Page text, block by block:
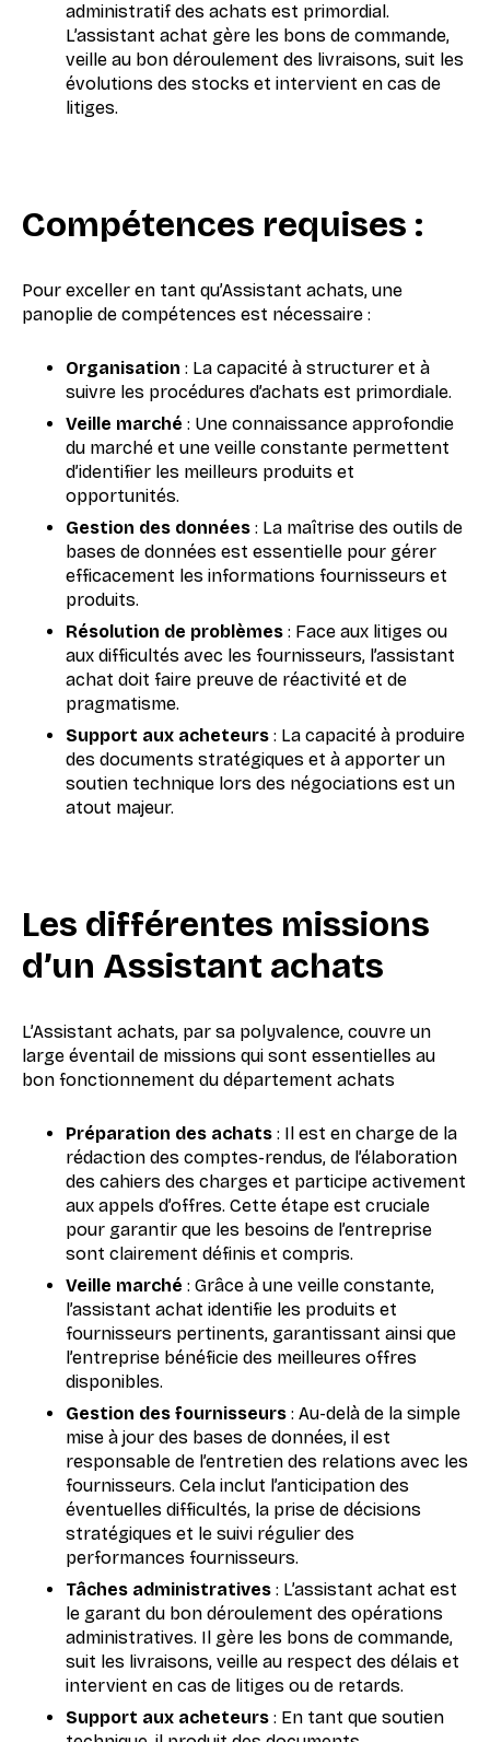
administratif des achats est primordial.
L’assistant achat gère les bons de commande,
veille au bon déroulement des livraisons, suit les
évolutions des stocks et intervient en cas de
litiges.
Compétences requises :
Pour exceller en tant qu’Assistant achats, une
panoplie de compétences est nécessaire :
Organisation : La capacité à structurer et à
suivre les procédures d’achats est primordiale.
Veille marché : Une connaissance approfondie
du marché et une veille constante permettent
d’identifier les meilleurs produits et
opportunités.
Gestion des données : La maîtrise des outils de
bases de données est essentielle pour gérer
efficacement les informations fournisseurs et
produits.
Résolution de problèmes : Face aux litiges ou
aux difficultés avec les fournisseurs, l’assistant
achat doit faire preuve de réactivité et de
pragmatisme.
Support aux acheteurs : La capacité à produire
des documents stratégiques et à apporter un
soutien technique lors des négociations est un
atout majeur.
Les différentes missions
d’un Assistant achats
L’Assistant achats, par sa polyvalence, couvre un
large éventail de missions qui sont essentielles au
bon fonctionnement du département achats
Préparation des achats : Il est en charge de la
rédaction des comptes-rendus, de l’élaboration
des cahiers des charges et participe activement
aux appels d’offres. Cette étape est cruciale
pour garantir que les besoins de l’entreprise
sont clairement définis et compris.
Veille marché : Grâce à une veille constante,
l’assistant achat identifie les produits et
fournisseurs pertinents, garantissant ainsi que
l’entreprise bénéficie des meilleures offres
disponibles.
Gestion des fournisseurs : Au-delà de la simple
mise à jour des bases de données, il est
responsable de l’entretien des relations avec les
fournisseurs. Cela inclut l’anticipation des
éventuelles difficultés, la prise de décisions
stratégiques et le suivi régulier des
performances fournisseurs.
Tâches administratives : L’assistant achat est
le garant du bon déroulement des opérations
administratives. Il gère les bons de commande,
suit les livraisons, veille au respect des délais et
intervient en cas de litiges ou de retards.
Support aux acheteurs : En tant que soutien